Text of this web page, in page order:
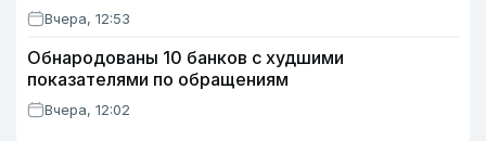
Вчера, 12:53
Обнародованы 10 банков с худшими
показателями по обращениям
Вчера, 12:02